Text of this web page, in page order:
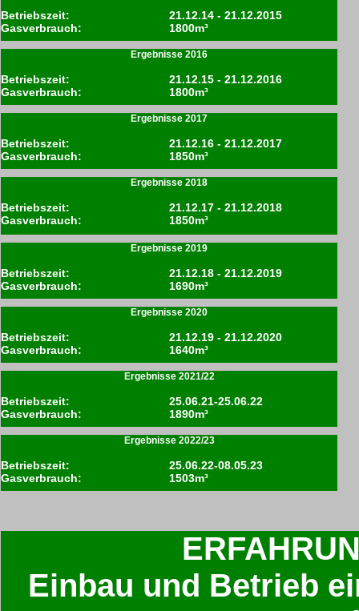
Betriebszeit:
Gasverbrauch:
21.12.14 - 21.12.2015
1800m³
Ergebnisse 2016
Betriebszeit:
Gasverbrauch:
21.12.15 - 21.12.2016
1800m³
Ergebnisse 2017
Betriebszeit:
Gasverbrauch:
21.12.16 - 21.12.2017
1850m³
Ergebnisse 2018
Betriebszeit:
Gasverbrauch:
21.12.17 - 21.12.2018
1850m³
Ergebnisse 2019
Betriebszeit:
Gasverbrauch:
21.12.18 - 21.12.2019
1690m³
Ergebnisse 2020
Betriebszeit:
Gasverbrauch:
21.12.19 - 21.12.2020
1640m³
Ergebnisse 2021/22
Betriebszeit:
Gasverbrauch:
25.06.21-25.06.22
1890m³
Ergebnisse 2022/23
Betriebszeit:
Gasverbrauch:
25.06.22-08.05.23
1503m³
Einbau und Betrieb